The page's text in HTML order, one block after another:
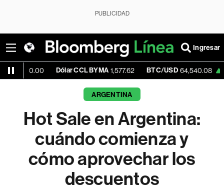
PUBLICIDAD
Ingresar
Dólar CCL BYMA 1,577.62 BTC/USD 64,540.08 +0.38%
ARGENTINA
Hot Sale en Argentina:
cuándo comienza y
cómo aprovechar los
descuentos